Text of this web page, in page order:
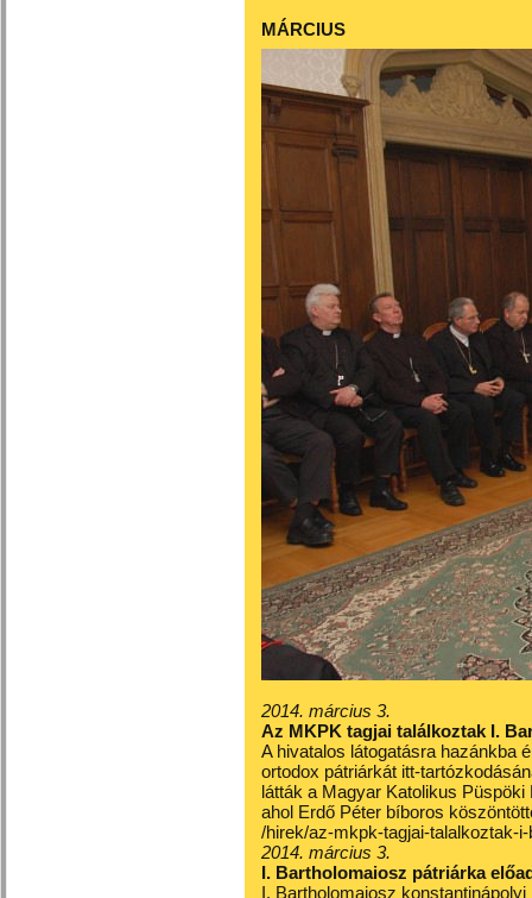
MÁRCIUS
2014. március 3.
Az MKPK tagjai találkoztak I.
A hivatalos látogatásra hazánkba
ortodox pátriárkát itt-
látták a Magyar Katolikus
ahol Erdő Péter bíboros
/hirek/az-mkpk-tagjai-talalkoztak-
2014. március 3.
I. Bartholomaiosz pátriárka
I. Bartholomaiosz